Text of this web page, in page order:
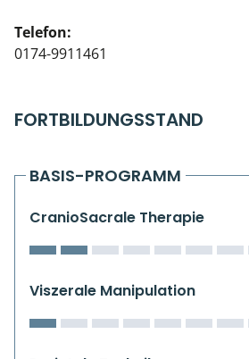
Telefon:
0174-9911461
FORTBILDUNGSSTAND
BASIS-PROGRAMM
CranioSacrale Therapie
Viszerale Manipulation
Live Online-Kurse